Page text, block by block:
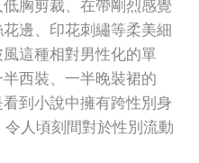
胸剪裁、在帶剛烈感覺
邊、印花刺繡等柔美細
這種相對男性化的單
西裝、一半晚裝裙的
看到小說中擁有跨性別身
人頃刻間對於性別流動